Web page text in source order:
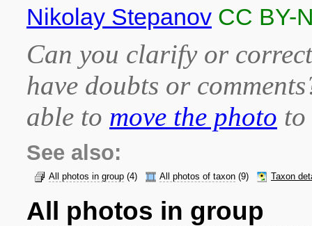
Nikolay Stepanov CC BY-
Can you clarify or
have doubts or
able to move the photo
See also:
All photos in group (4) All photos of taxon (9) Taxon
All photos in group